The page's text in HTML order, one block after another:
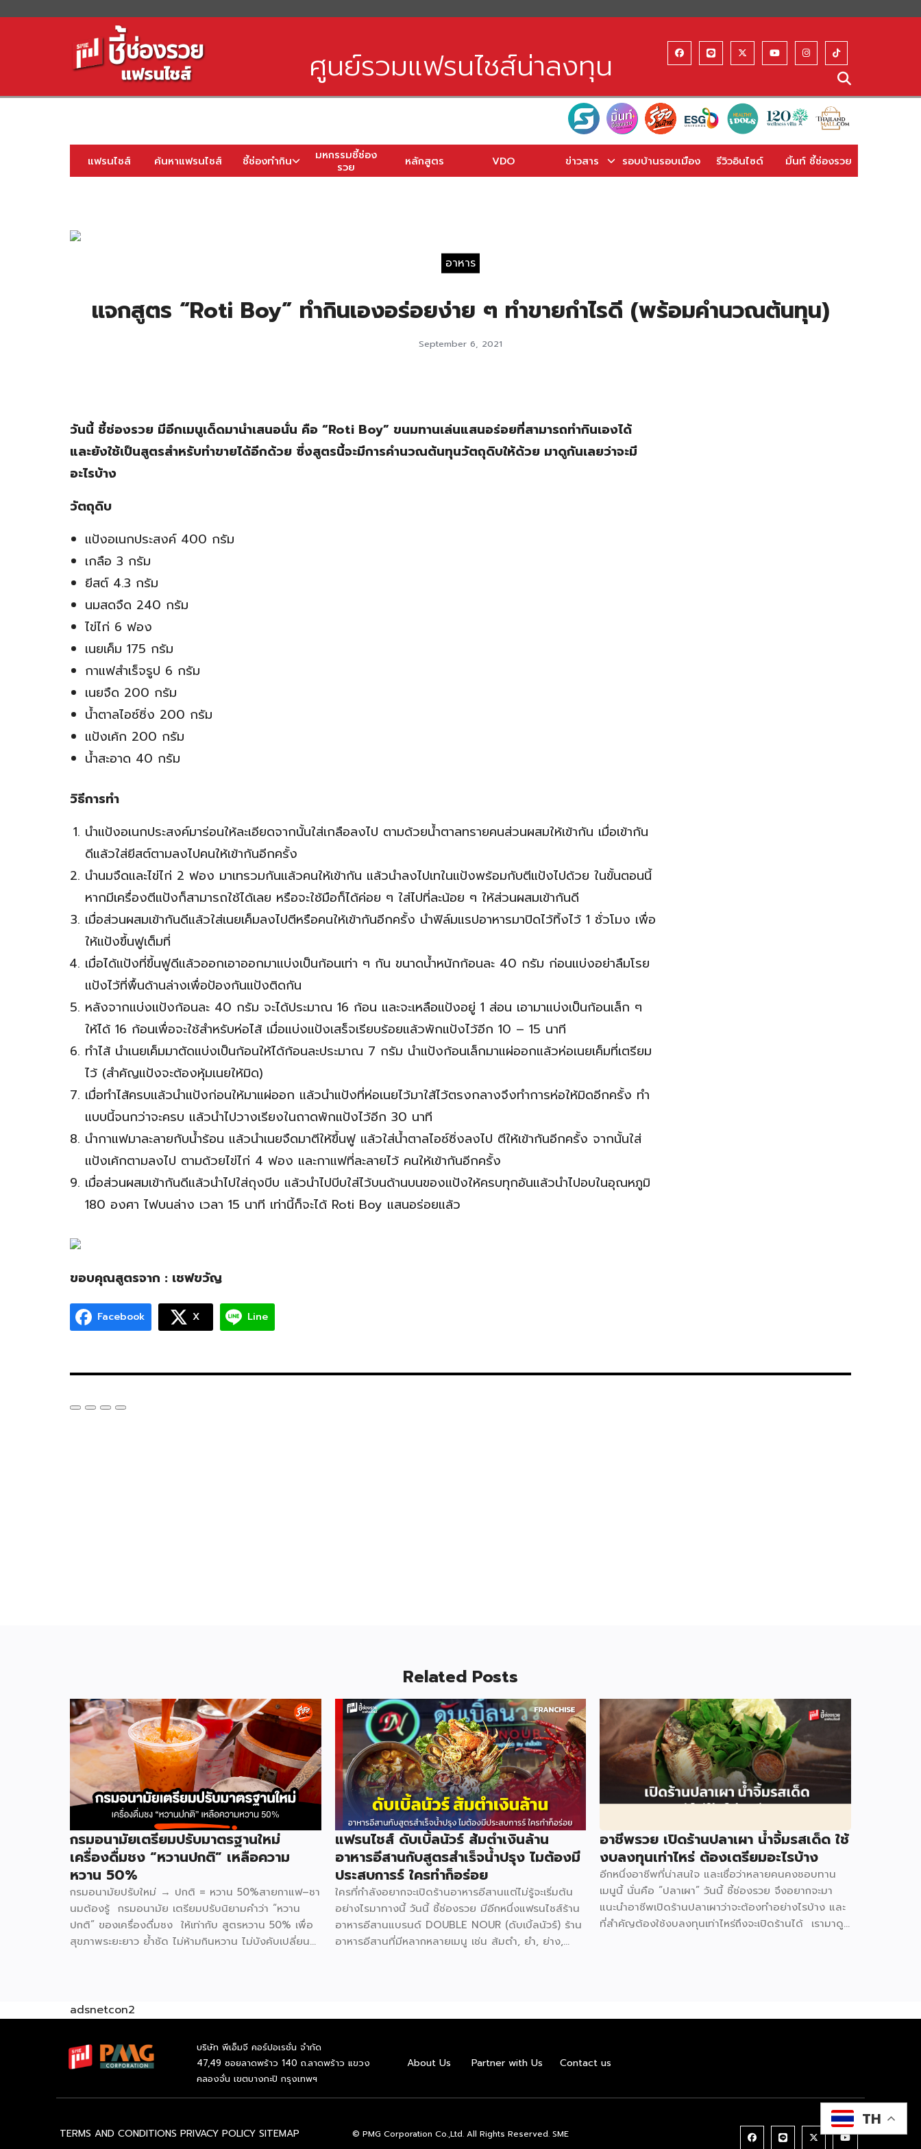
ศูนย์รวมแฟรนไชส์น่าลงทุน
แฟรนไชส์ ค้นหาแฟรนไชส์ ชี้ช่องทำกิน
มหกรรมชี้ช่อง
รวย
หลักสูตร VDO ข่าวสาร รอบบ้านรอบเมือง รีวิวอินไซด์ มิ้นท์ ชี้ช่องรวย
อาหาร
แจกสูตร “Roti Boy” ทำกินเองอร่อยง่าย ๆ ทำขายกำไรดี (พร้อมคำนวณต้นทุน)
September 6, 2021
วันนี้ ชี้ช่องรวย มีอีกเมนูเด็ดมานำเสนอนั่น คือ “Roti Boy” ขนมทานเล่นแสนอร่อยที่สามารถทำกินเองได้
และยังใช้เป็นสูตรสำหรับทำขายได้อีกด้วย ซึ่งสูตรนี้จะมีการคำนวณต้นทุนวัตถุดิบให้ด้วย มาดูกันเลยว่าจะมี
อะไรบ้าง
วัตถุดิบ
แป้งอเนกประสงค์ 400 กรัม
เกลือ 3 กรัม
ยีสต์ 4.3 กรัม
นมสดจืด 240 กรัม
ไข่ไก่ 6 ฟอง
เนยเค็ม 175 กรัม
กาแฟสำเร็จรูป 6 กรัม
เนยจืด 200 กรัม
น้ำตาลไอซ์ซิ่ง 200 กรัม
แป้งเค้ก 200 กรัม
น้ำสะอาด 40 กรัม
วิธีการทำ
นำแป้งอเนกประสงค์มาร่อนให้ละเอียดจากนั้นใส่เกลือลงไป ตามด้วยน้ำตาลทรายคนส่วนผสมให้เข้ากัน เมื่อเข้ากัน
ดีแล้วใส่ยีสต์ตามลงไปคนให้เข้ากันอีกครั้ง
นำนมจืดและไข่ไก่ 2 ฟอง มาเทรวมกันแล้วคนให้เข้ากัน แล้วนำลงไปเทในแป้งพร้อมกับตีแป้งไปด้วย ในขั้นตอนนี้
หากมีเครื่องตีแป้งก็สามารถใช้ได้เลย หรือจะใช้มือก็ได้ค่อย ๆ ใส่ไปที่ละน้อย ๆ ให้ส่วนผสมเข้ากันดี
เมื่อส่วนผสมเข้ากันดีแล้วใส่เนยเค็มลงไปตีหรือคนให้เข้ากันอีกครั้ง นำฟิล์มแรปอาหารมาปิดไว้ทิ้งไว้ 1 ชั่วโมง เพื่อ
ให้แป้งขึ้นฟูเต็มที่
เมื่อได้แป้งที่ขึ้นฟูดีแล้วออกเอาออกมาแบ่งเป็นก้อนเท่า ๆ กัน ขนาดน้ำหนักก้อนละ 40 กรัม ก่อนแบ่งอย่าลืมโรย
แป้งไว้ที่พื้นด้านล่างเพื่อป้องกันแป้งติดกัน
หลังจากแบ่งแป้งก้อนละ 40 กรัม จะได้ประมาณ 16 ก้อน และจะเหลือแป้งอยู่ 1 ส่อน เอามาแบ่งเป็นก้อนเล็ก ๆ
ให้ได้ 16 ก้อนเพื่อจะใช้สำหรับห่อไส้ เมื่อแบ่งแป้งเสร็จเรียบร้อยแล้วพักแป้งไว้อีก 10 – 15 นาที
ทำไส้ นำเนยเค็มมาตัดแบ่งเป็นก้อนให้ได้ก้อนละประมาณ 7 กรัม นำแป้งก้อนเล็กมาแผ่ออกแล้วห่อเนยเค็มที่เตรียม
ไว้ (สำคัญแป้งจะต้องหุ้มเนยให้มิด)
เมื่อทำไส้ครบแล้วนำแป้งก่อนให้มาแผ่ออก แล้วนำแป้งที่ห่อเนยไว้มาใส้ไว้ตรงกลางจึงทำการห่อให้มิดอีกครั้ง ทำ
แบบนี้จนกว่าจะครบ แล้วนำไปวางเรียงในถาดพักแป้งไว้อีก 30 นาที
นำกาแฟมาละลายกับน้ำร้อน แล้วนำเนยจืดมาตีให้ขึ้นฟู แล้วใส่น้ำตาลไอซ์ซิ่งลงไป ตีให้เข้ากันอีกครั้ง จากนั้นใส่
แป้งเค้กตามลงไป ตามด้วยไข่ไก่ 4 ฟอง และกาแฟที่ละลายไว้ คนให้เข้ากันอีกครั้ง
เมื่อส่วนผสมเข้ากันดีแล้วนำไปใส่ถุงบีบ แล้วนำไปบีบใส่ไว้บนด้านบนของแป้งให้ครบทุกอันแล้วนำไปอบในอุณหภูมิ
180 องศา ไฟบนล่าง เวลา 15 นาที เท่านี้ก็จะได้ Roti Boy แสนอร่อยแล้ว
ขอบคุณสูตรจาก : เชฟขวัญ
Facebook X Line
Related Posts
กรมอนามัยเตรียมปรับมาตรฐานใหม่
เครื่องดื่มชง “หวานปกติ” เหลือความ
หวาน 50%
กรมอนามัยปรับใหม่ → ปกติ = หวาน 50%สายกาแฟ–ชา
นมต้องรู้ กรมอนามัย เตรียมปรับนิยามคำว่า “หวาน
ปกติ” ของเครื่องดื่มชง ให้เท่ากับ สูตรหวาน 50% เพื่อ
สุขภาพระยะยาว ย้ำชัด ไม่ห้ามกินหวาน ไม่บังคับเปลี่ยน
รายละเอียดเพิ่มเติมในการเปิดตัวอย่างเป็นทางการวันที่ 11
กุมภาพันธ์นี้ แบรนด์ที่เข้าร่วม Inthanin / Cafe
Amazon / All Cafe / Bellinee’s / Black Canyon
สามารถติดตามข้อมูลแบบอินไซด์อื่น ๆได้ที่
Facebook : รีวิวอินไซด์ Website : ชี้ช่องรวย
แฟรนไชส์ ดับเบิ้ลนัวร์ ส้มตำเงินล้าน
อาหารอีสานกับสูตรสำเร็จน้ำปรุง ไมต้องมี
ประสบการร์ ใครทำก็อร่อย
ใครที่กำลังอยากจะเปิดร้านอาหารอีสานแต่ไม่รู้จะเริ่มต้น
อย่างไรมาทางนี้ วันนี้ ชี้ช่องรวย มีอีกหนึ่งแฟรนไชส์ร้าน
อาหารอีสานแบรนด์ DOUBLE NOUR (ดับเบิ้ลนัวร์) ร้าน
อาหารอีสานที่มีหลากหลายเมนู เช่น ส้มตำ, ยำ, ย่าง,
อร่อย ด้วยน้ำปรุงสำเร็จ สูตรเฉพาะกว่า 20 น้ำปรุง เช่น
ได้ง่าย ลดขั้นตอนการทำ รสชาติเป็นมาตรฐานเดียวกัน
S ราคา 149,000 บาท รูปแบบสำหรับ […]
อาชีพรวย เปิดร้านปลาเผา น้ำจิ้มรสเด็ด ใช้
งบลงทุนเท่าไหร่ ต้องเตรียมอะไรบ้าง
อีกหนึ่งอาชีพที่น่าสนใจ และเชื่อว่าหลายคนคงชอบทาน
เมนูนี้ นั่นคือ “ปลาเผา” วันนี้ ชี้ช่องรวย จึงอยากจะมา
แนะนำอาชีพเปิดร้านปลาเผาว่าจะต้องทำอย่างไรบ้าง และ
ที่สำคัญต้องใช้งบลงทุนเท่าไหร่ถึงจะเปิดร้านได้ เรามาดู
มีโอกาสขายได้มาก มีแหล่งซื้อวัตถุดิบ สิ่งสำคัญที่สุด คือ
เด็ด อีกหนึ่งสิ่งสำคัญที่ไม่ได้คงหนีไม่พันน้ำจิ้ม เพราะ
แน่นอนว่าปลาย่างก็ต้องทานคู่กับน้ำจิ้มรสแซ่บไม่ว่าจะเป็น
น้ำจิ้มซีฟู้ด น้ำจิ้มถั่ว เป็นต้น ฉะนั้นเราจะต้องมีสูตรเด็ด
adsnetcon2
บริษัท พีเอ็มจี คอร์ปอเรชั่น จำกัด
47,49 ซอยลาดพร้าว 140 ถ.ลาดพร้าว แขวง
คลองจั่น เขตบางกะปิ กรุงเทพฯ
About Us Partner with Us Contact us
TERMS AND CONDITIONS PRIVACY POLICY SITEMAP © PMG Corporation Co.,Ltd. All Rights Reserved. SME
TH